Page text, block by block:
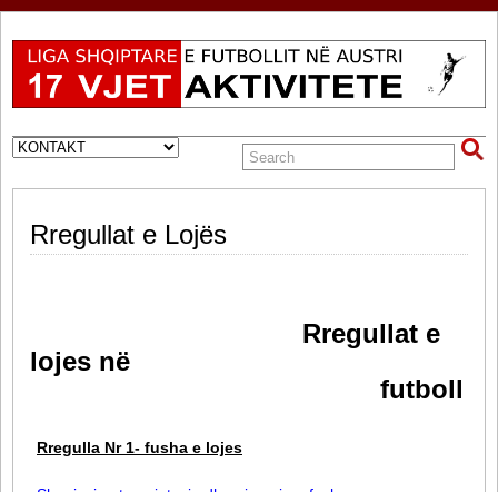
Rregullat e Lojës
Rregullat e
lojes në
futboll
Rregulla Nr 1- fusha e lojes